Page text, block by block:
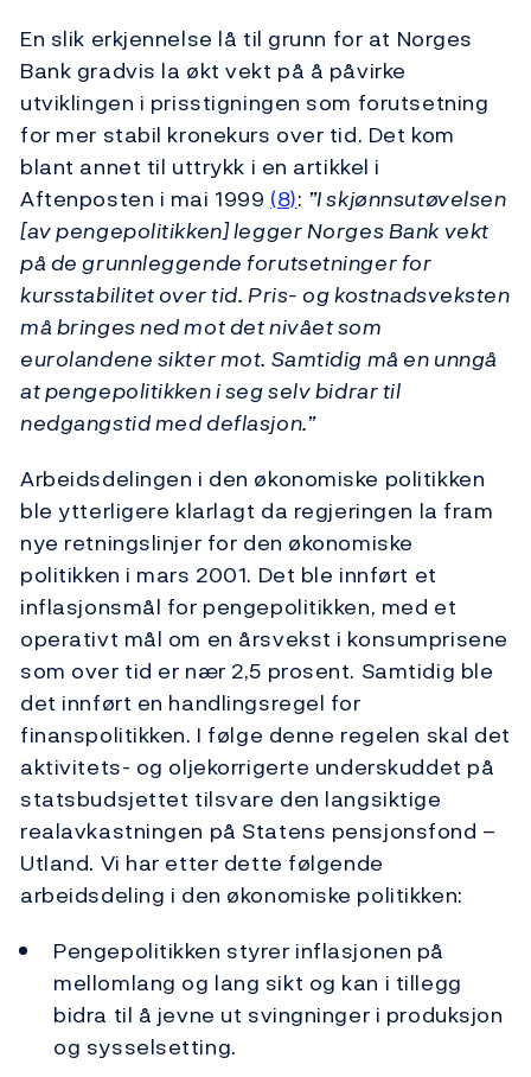
En slik erkjennelse lå til grunn for at Norges
Bank gradvis la økt vekt på å påvirke
utviklingen i prisstigningen som forutsetning
for mer stabil kronekurs over tid. Det kom
blant annet til uttrykk i en artikkel i
Aftenposten i mai 1999 (8): ”I skjønnsutøvelsen
[av pengepolitikken] legger Norges Bank vekt
på de grunnleggende forutsetninger for
kursstabilitet over tid. Pris- og kostnadsveksten
må bringes ned mot det nivået som
eurolandene sikter mot. Samtidig må en unngå
at pengepolitikken i seg selv bidrar til
nedgangstid med deflasjon.”
Arbeidsdelingen i den økonomiske politikken
ble ytterligere klarlagt da regjeringen la fram
nye retningslinjer for den økonomiske
politikken i mars 2001. Det ble innført et
inflasjonsmål for pengepolitikken, med et
operativt mål om en årsvekst i konsumprisene
som over tid er nær 2,5 prosent. Samtidig ble
det innført en handlingsregel for
finanspolitikken. I følge denne regelen skal det
aktivitets- og oljekorrigerte underskuddet på
statsbudsjettet tilsvare den langsiktige
realavkastningen på Statens pensjonsfond –
Utland. Vi har etter dette følgende
arbeidsdeling i den økonomiske politikken:
Pengepolitikken styrer inflasjonen på
mellomlang og lang sikt og kan i tillegg
bidra til å jevne ut svingninger i produksjon
og sysselsetting.